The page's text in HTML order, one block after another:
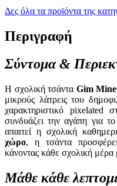
Δες όλα τα προϊόντα της
Περιγραφή
Σύντομα &
Η σχολική τσάντα Gim
μικρούς λάτρεις του
χαρακτηριστικό
συνδυάζει την αγάπη για το
απαιτεί η σχολική
χώρο, η τσάντα
κάνοντας κάθε σχολική μέρα
Μάθε κάθε